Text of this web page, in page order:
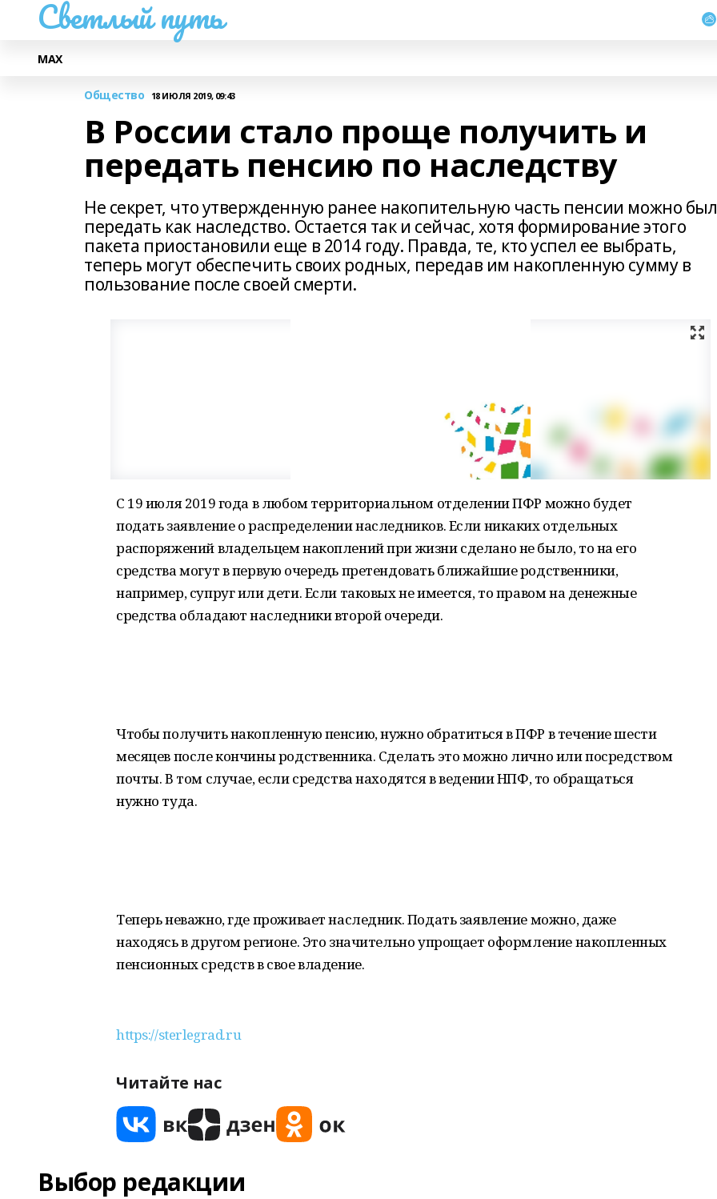
Светлый путь
МАХ
Общество 18 ИЮЛЯ 2019, 09:43
В России стало проще получить и
передать пенсию по наследству
Не секрет, что утвержденную ранее накопительную часть пенсии можно
передать как наследство. Остается так и сейчас, хотя формирование этого
пакета приостановили еще в 2014 году. Правда, те, кто успел ее выбрать,
теперь могут обеспечить своих родных, передав им накопленную сумму в
пользование после своей смерти.
С 19 июля 2019 года в любом территориальном отделении ПФР можно будет
подать заявление о распределении наследников. Если никаких отдельных
распоряжений владельцем накоплений при жизни сделано не было, то на его
средства могут в первую очередь претендовать ближайшие родственники,
например, супруг или дети. Если таковых не имеется, то правом на денежные
средства обладают наследники второй очереди.
Чтобы получить накопленную пенсию, нужно обратиться в ПФР в течение шести
месяцев после кончины родственника. Сделать это можно лично или посредством
почты. В том случае, если средства находятся в ведении НПФ, то обращаться
нужно туда.
Теперь неважно, где проживает наследник. Подать заявление можно, даже
находясь в другом регионе. Это значительно упрощает оформление накопленных
пенсионных средств в свое владение.
https://sterlegrad.ru
Читайте нас
Выбор редакции